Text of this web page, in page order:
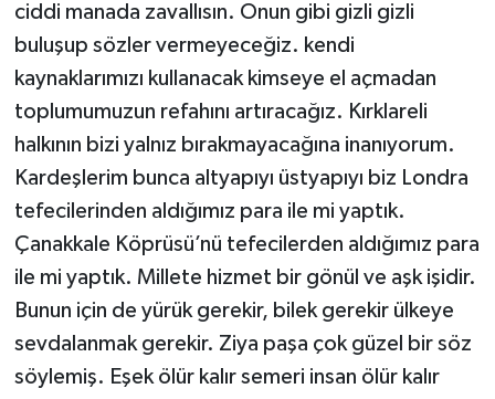
ciddi manada zavallısın. Onun gibi gizli gizli
buluşup sözler vermeyeceğiz. kendi
kaynaklarımızı kullanacak kimseye el açmadan
toplumumuzun refahını artıracağız. Kırklareli
halkının bizi yalnız bırakmayacağına inanıyorum.
Kardeşlerim bunca altyapıyı üstyapıyı biz Londra
tefecilerinden aldığımız para ile mi yaptık.
Çanakkale Köprüsü’nü tefecilerden aldığımız para
ile mi yaptık. Millete hizmet bir gönül ve aşk işidir.
Bunun için de yürük gerekir, bilek gerekir ülkeye
sevdalanmak gerekir. Ziya paşa çok güzel bir söz
söylemiş. Eşek ölür kalır semeri insan ölür kalır